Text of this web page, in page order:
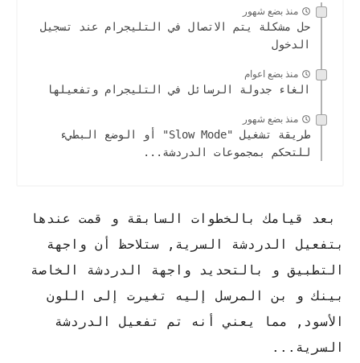
منذ بضع شهور
حل مشكلة يتم الاتصال في التليجرام عند تسجيل
الدخول
منذ بضع اعوام
الغاء جدولة الرسائل في التليجرام وتفعيلها
منذ بضع شهور
طريقة تشغيل "Slow Mode" أو الوضع البطيء
للتحكم بمجموعات الدردشة...
بعد قيامك بالخطوات السابقة و قمت عندها
بتفعيل الدردشة السرية, ستلاحظ أن واجهة
التطبيق و بالتحديد واجهة الدردشة الخاصة
بينك و بن المرسل إليه تغيرت إلى اللون
الأسود, مما يعني أنه تم تفعيل الدردشة
السرية...